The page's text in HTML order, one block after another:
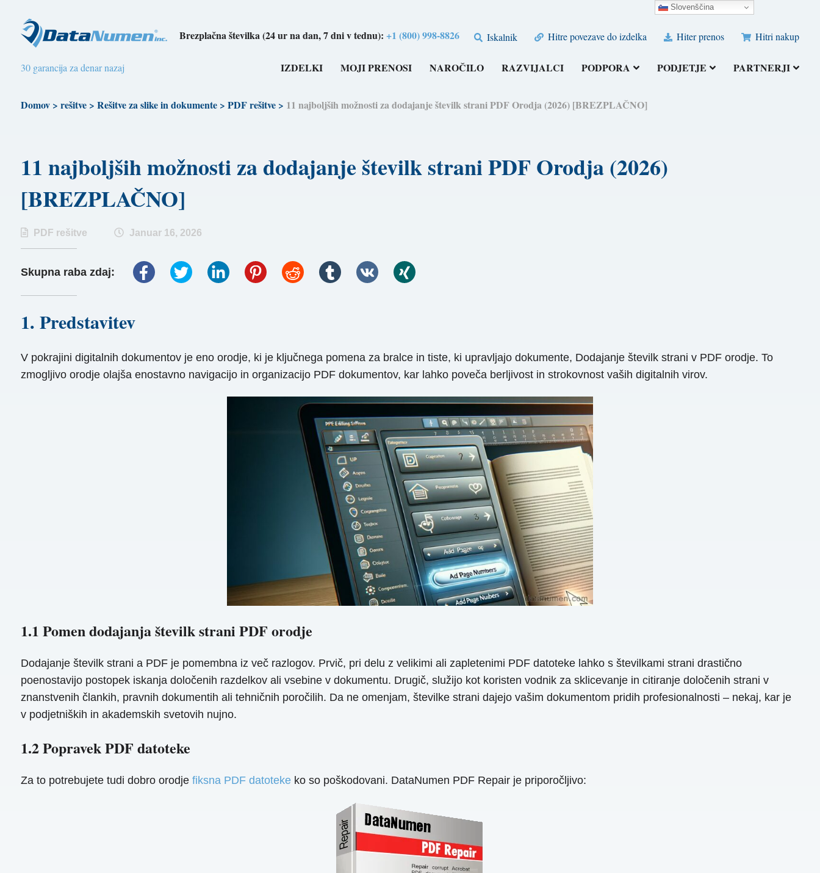
Brezplačna številka (24 ur na dan, 7 dni v tednu):+1 (800) 998-8826 Iskalnik Hitre povezave do izdelka Hiter prenos Hitri nakup
30 garancija za denar nazaj IZDELKI MOJI PRENOSI NAROČILO RAZVIJALCI PODPORA PODJETJE PARTNERJI
Domov> rešitve> Rešitve za slike in dokumente> PDF rešitve> 11 najboljših možnosti za dodajanje številk strani PDF Orodja (2026) [BREZPLAČNO]
11 najboljših možnosti za dodajanje številk strani PDF Orodja (2026)
[BREZPLAČNO]
PDF rešitve Januar 16, 2026
Skupna raba zdaj:
1. Predstavitev
V pokrajini digitalnih dokumentov je eno orodje, ki je ključnega pomena za bralce in tiste, ki upravljajo dokumente, Dodajanje številk strani v PDF orodje. To
zmogljivo orodje olajša enostavno navigacijo in organizacijo PDF dokumentov, kar lahko poveča berljivost in strokovnost vaših digitalnih virov.
1.1 Pomen dodajanja številk strani PDF orodje
Dodajanje številk strani a PDF je pomembna iz več razlogov. Prvič, pri delu z velikimi ali zapletenimi PDF datoteke lahko s številkami strani drastično
poenostavijo postopek iskanja določenih razdelkov ali vsebine v dokumentu. Drugič, služijo kot koristen vodnik za sklicevanje in citiranje določenih strani v
znanstvenih člankih, pravnih dokumentih ali tehničnih poročilih. Da ne omenjam, številke strani dajejo vašim dokumentom pridih profesionalnosti – nekaj, kar je
v podjetniških in akademskih svetovih nujno.
1.2 Popravek PDF datoteke
Za to potrebujete tudi dobro orodje fiksna PDF datotekeko so poškodovani. DataNumen PDF Repair je priporočljivo:
Slovenščina